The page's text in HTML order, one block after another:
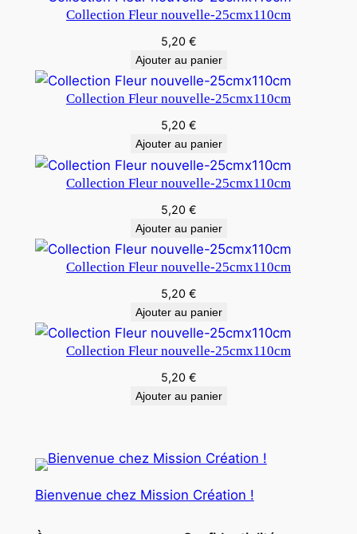
Collection Fleur nouvelle-25cmx110cm
5,20 €
Ajouter au panier
Collection Fleur nouvelle-25cmx110cm
5,20 €
Ajouter au panier
Collection Fleur nouvelle-25cmx110cm
5,20 €
Ajouter au panier
Collection Fleur nouvelle-25cmx110cm
5,20 €
Ajouter au panier
Collection Fleur nouvelle-25cmx110cm
5,20 €
Ajouter au panier
Bienvenue chez Mission Création !